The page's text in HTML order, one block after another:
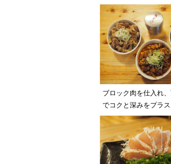
ブロック肉を仕入れ
でコクと深みをプラ